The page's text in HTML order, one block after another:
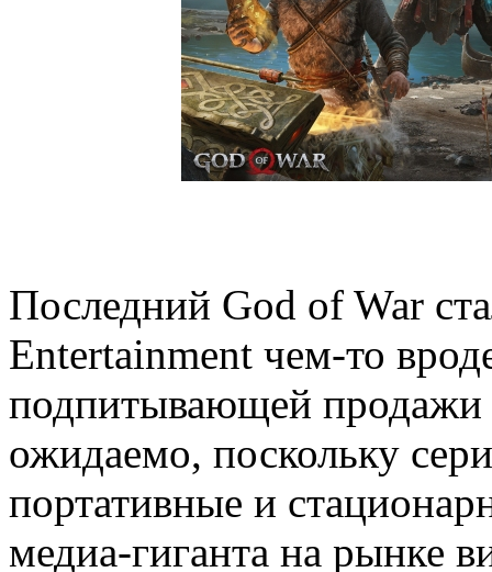
Последний God of War
Entertainment чем-то
подпитывающей продажи
ожидаемо, поскольку
портативные и
медиа-гиганта на рынке